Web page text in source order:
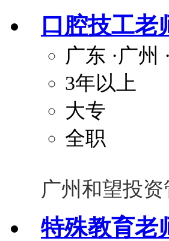
口腔技工老
广东 ·广州
3年以上
大专
全职
广州和望投
特殊教育老